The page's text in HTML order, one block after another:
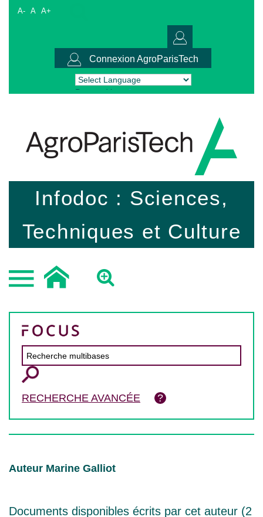
A- A A+
Connexion AgroParisTech
Powered by Translate
Infodoc : Sciences,
Techniques et Culture
RECHERCHE AVANCÉE
Auteur Marine Galliot
Documents disponibles écrits par cet auteur (2